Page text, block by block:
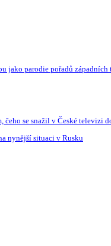
jako parodie pořadů
se snažil v České televizi
nynější situaci v Rusku